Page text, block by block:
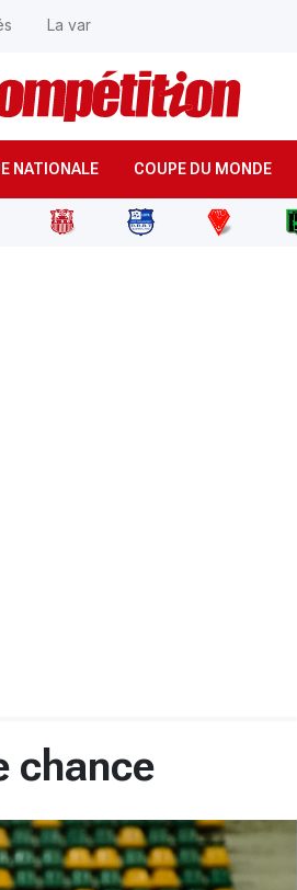
NATIONALE COUPE DU MONDE
La var
chance